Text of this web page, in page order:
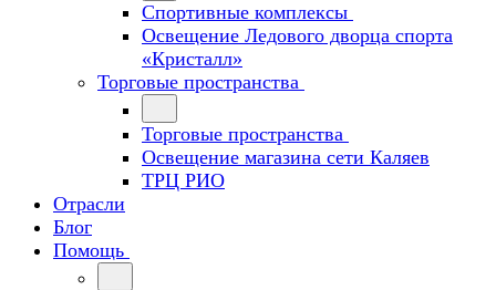
Спортивные комплексы
Освещение Ледового дворца спорта
«Кристалл»
Торговые пространства
Торговые пространства
Освещение магазина сети Каляев
ТРЦ РИО
Отрасли
Блог
Помощь